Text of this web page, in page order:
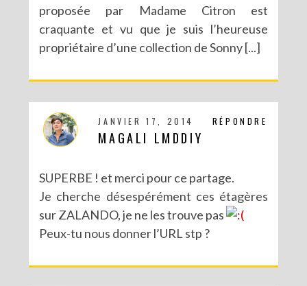
proposée par Madame Citron est
craquante et vu que je suis l’heureuse
propriétaire d’une collection de Sonny [...]
RÉPONDRE
JANVIER 17, 2014
MAGALI LMDDIY
SUPERBE ! et merci pour ce partage.
Je cherche désespérément ces étagères
sur ZALANDO, je ne les trouve pas
Peux-tu nous donner l’URL stp ?